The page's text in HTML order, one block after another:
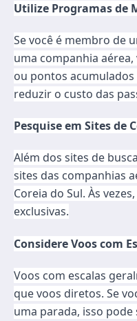
Utilize Programas de
Se você é membro de
uma companhia
ou pontos
reduzir o custo das
Pesquise em Sites de
Além dos sites de
sites das companhias
Coreia do Sul. Às
exclusivas.
Considere Voos com
Voos com escalas
que voos diretos. Se
uma parada, isso